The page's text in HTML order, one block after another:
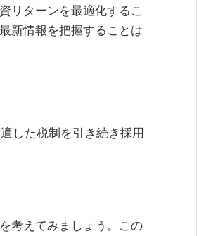
リターンを最適化するこ
新情報を把握することは
した税制を引き続き採用
考えてみましょう。この